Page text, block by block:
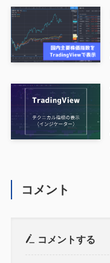
コメント
コメントする